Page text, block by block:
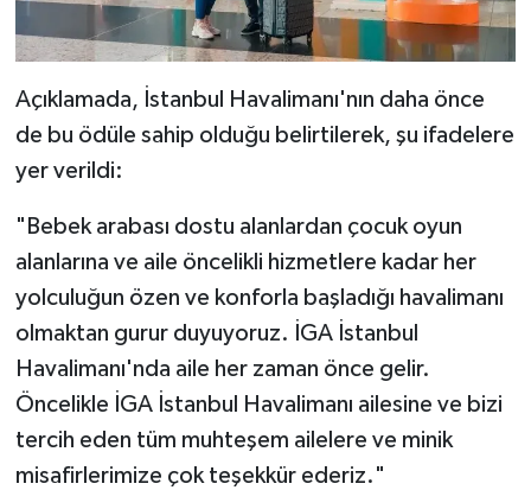
Açıklamada, İstanbul Havalimanı'nın daha önce
de bu ödüle sahip olduğu belirtilerek, şu ifadelere
yer verildi:
"Bebek arabası dostu alanlardan çocuk oyun
alanlarına ve aile öncelikli hizmetlere kadar her
yolculuğun özen ve konforla başladığı havalimanı
olmaktan gurur duyuyoruz. İGA İstanbul
Havalimanı'nda aile her zaman önce gelir.
Öncelikle İGA İstanbul Havalimanı ailesine ve bizi
tercih eden tüm muhteşem ailelere ve minik
misafirlerimize çok teşekkür ederiz."